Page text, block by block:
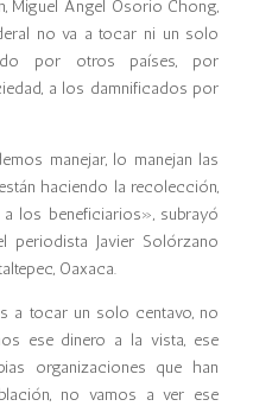
Miguel Ángel Osorio Chong,
no va a tocar ni un solo
por otros países, por
a los damnificados por
manejar, lo manejan las
haciendo la recolección,
los beneficiarios», subrayó
periodista Javier Solórzano
Oaxaca.
a tocar un solo centavo, no
ese dinero a la vista, ese
organizaciones que han
no vamos a ver ese